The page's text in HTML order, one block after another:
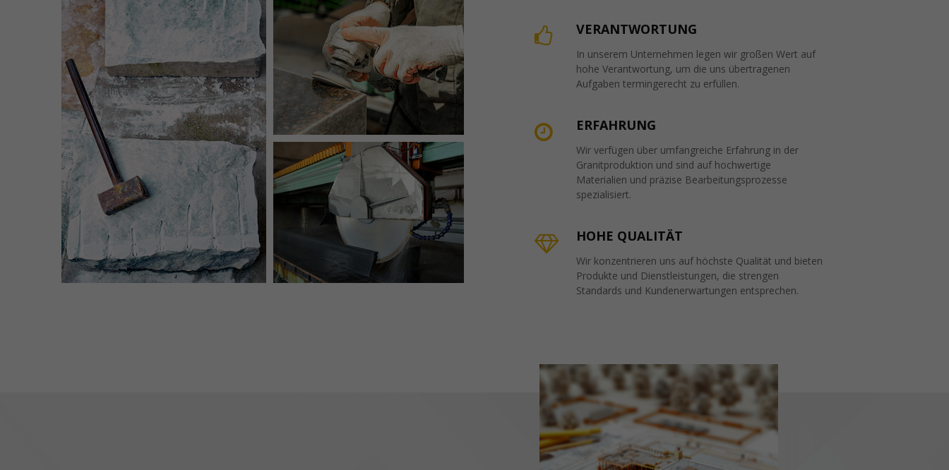
VERANTWORTUNG
In unserem Unternehmen legen wir großen Wert auf
hohe Verantwortung, um die uns übertragenen
Aufgaben termingerecht zu erfüllen.
ERFAHRUNG
Wir verfügen über umfangreiche Erfahrung in der
Granitproduktion und sind auf hochwertige
Materialien und präzise Bearbeitungsprozesse
spezialisiert.
HOHE QUALITÄT
Wir konzentrieren uns auf höchste Qualität und bieten
Produkte und Dienstleistungen, die strengen
Standards und Kundenerwartungen entsprechen.